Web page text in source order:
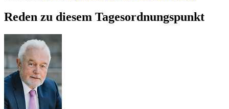
Reden zu diesem Tagesordnungspunkt